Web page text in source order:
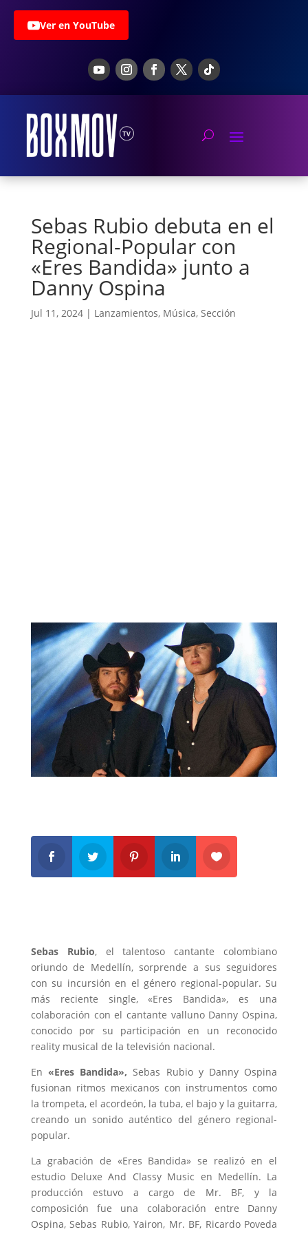
Ver en YouTube
Sebas Rubio debuta en el
Regional-Popular con
«Eres Bandida» junto a
Danny Ospina
Jul 11, 2024| Lanzamientos, Música, Sección
Sebas Rubio, el talentoso cantante colombiano
oriundo de Medellín, sorprende a sus seguidores
con su incursión en el género regional-popular. Su
más reciente single, «Eres Bandida», es una
colaboración con el cantante valluno Danny Ospina,
conocido por su participación en un reconocido
reality musical de la televisión nacional.
En «Eres Bandida», Sebas Rubio y Danny Ospina
fusionan ritmos mexicanos con instrumentos como
la trompeta, el acordeón, la tuba, el bajo y la guitarra,
creando un sonido auténtico del género regional-
popular.
La grabación de «Eres Bandida» se realizó en el
estudio Deluxe And Classy Music en Medellín. La
producción estuvo a cargo de Mr. BF, y la
composición fue una colaboración entre Danny
Ospina, Sebas Rubio, Yairon, Mr. BF, Ricardo Poveda